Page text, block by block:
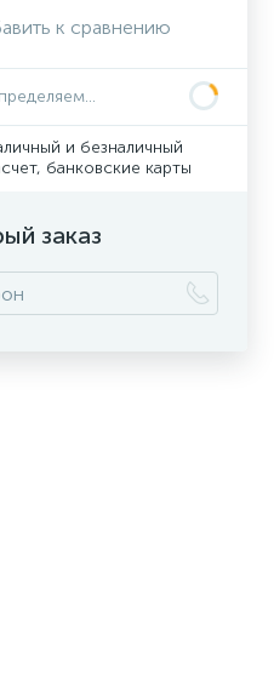
к сравнению
и безналичный
банковские карты
заказ